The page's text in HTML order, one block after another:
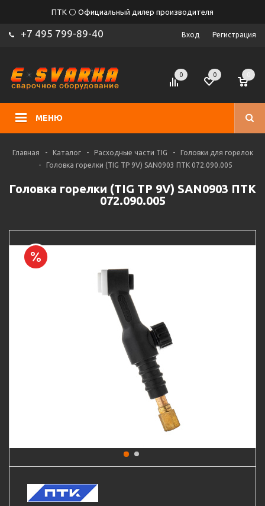
ПТК ⚪ Официальный дилер производителя
+7 495 799-89-40 Вход Регистрация
МЕНЮ
0 0
Главная - Каталог - Расходные части TIG -
Головки для горелок
-
Головка горелки (TIG TP 9V) SAN0903 ПТК 072.090.005
Головка горелки (TIG TP 9V) SAN0903 ПТК
072.090.005